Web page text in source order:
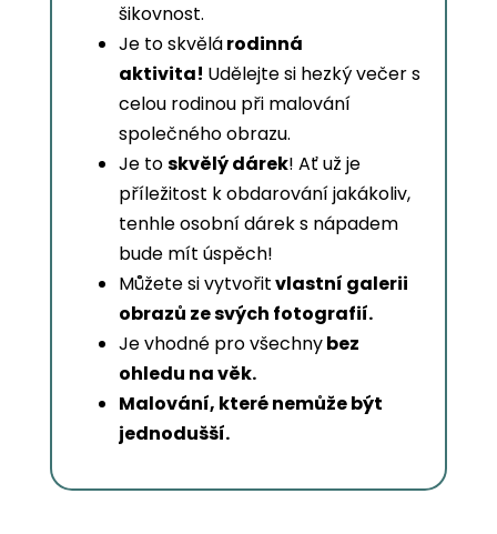
šikovnost.
Je to skvělárodinná
aktivita! Udělejte si hezký večer s
celou rodinou při malování
společného obrazu.
Je toskvělý dárek! Ať už je
příležitost k obdarování jakákoliv,
tenhle osobní dárek s nápadem
bude mít úspěch!
Můžete si vytvořitvlastní galerii
obrazů ze svých fotografií.
Je vhodné pro všechnybez
ohledu na věk.
Malování, které nemůže být
jednodušší.